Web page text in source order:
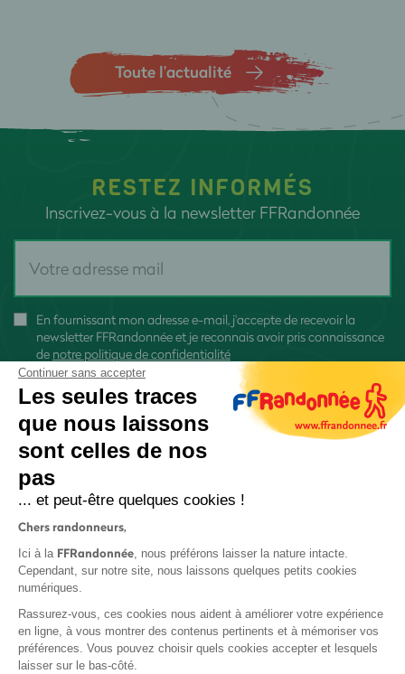
Toute l’actualité
RESTEZ INFORMÉS
Inscrivez-vous à la newsletter FFRandonnée
En fournissant mon adresse e-mail, j'accepte de recevoir la
newsletter FFRandonnée et je reconnais avoir pris connaissance
de notre politique de confidentialité
Protection des données
Politique de confidentialité
Continuer sans accepter
Les seules traces
que nous laissons
sont celles de nos
pas
... et peut-être quelques cookies !
Chers randonneurs,
Ici à la FFRandonnée, nous préférons laisser la nature intacte.
Cependant, sur notre site, nous laissons quelques petits cookies
numériques.
Rassurez-vous, ces cookies nous aident à améliorer votre expérience
en ligne, à vous montrer des contenus pertinents et à mémoriser vos
préférences. Vous pouvez choisir quels cookies accepter et lesquels
laisser sur le bas-côté.